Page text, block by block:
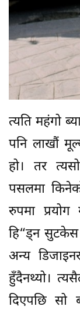
त्यति महंगो
पनि लाखौं
हो। तर
पसलमा
रुपमा
हि“ड्न सुटकेस
अन्य
हुँदैनथ्यो।
दिएपछि सो